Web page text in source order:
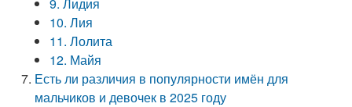
10. Лия
11. Лолита
12. Майя
Есть ли различия в популярности имён для
мальчиков и девочек в 2025 году